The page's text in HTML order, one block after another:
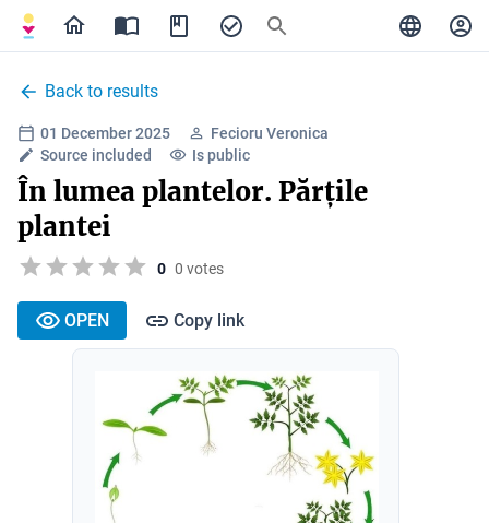
Back to results
01 December 2025
Fecioru Veronica
Source included
Is public
În lumea plantelor. Părțile
plantei
0 0 votes
OPEN Copy link